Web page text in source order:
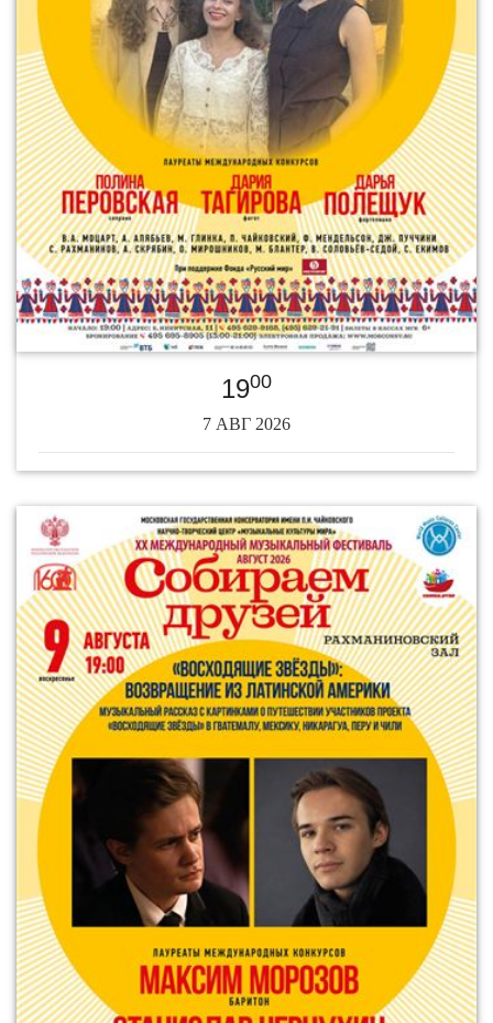
1900
7 АВГ 2026